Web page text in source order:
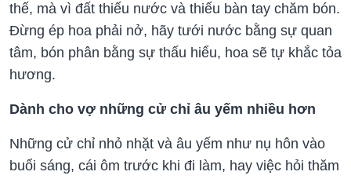
thế, mà vì đất thiếu nước và thiếu bàn tay chăm bón.
Đừng ép hoa phải nở, hãy tưới nước bằng sự quan
tâm, bón phân bằng sự thấu hiểu, hoa sẽ tự khắc tỏa
hương.
Dành cho vợ những cử chỉ âu yếm nhiều hơn
Những cử chỉ nhỏ nhặt và âu yếm như nụ hôn vào
buổi sáng, cái ôm trước khi đi làm, hay việc hỏi thăm